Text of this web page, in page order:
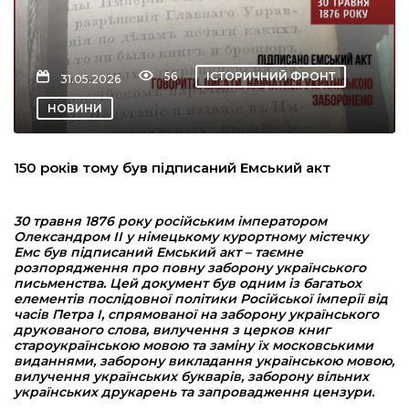
31.05.2026 56 ІСТОРИЧНИЙ ФРОНТ
НОВИНИ
150 років тому був підписаний Емський акт
30 травня 1876 року російським імператором
Олександром ІІ у німецькому курортному містечку
Емс був підписаний Емський акт – таємне
розпорядження про повну заборону українського
письменства. Цей документ був одним із багатьох
елементів послідовної політики Російської імперії від
часів Петра І, спрямованої на заборону українського
друкованого слова, вилучення з церков книг
староукраїнською мовою та заміну їх московськими
виданнями, заборону викладання українською мовою,
вилучення українських букварів, заборону вільних
українських друкарень та запровадження цензури.